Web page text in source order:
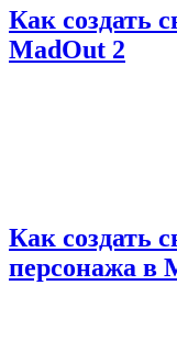
Как создать
MadOut 2
Как создать
персонажа в